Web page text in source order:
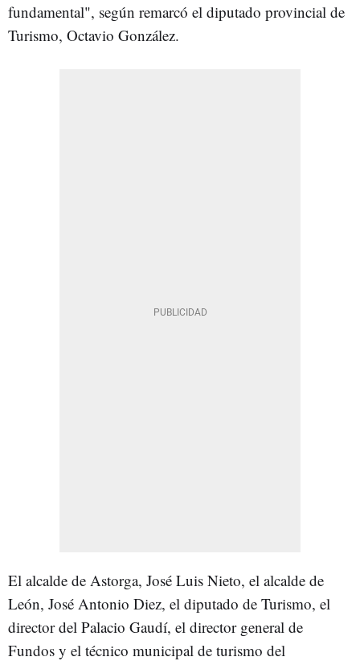
fundamental", según remarcó el diputado provincial de
Turismo, Octavio González.
El alcalde de Astorga, José Luis Nieto, el alcalde de
León, José Antonio Diez, el diputado de Turismo, el
director del Palacio Gaudí, el director general de
Fundos y el técnico municipal de turismo del